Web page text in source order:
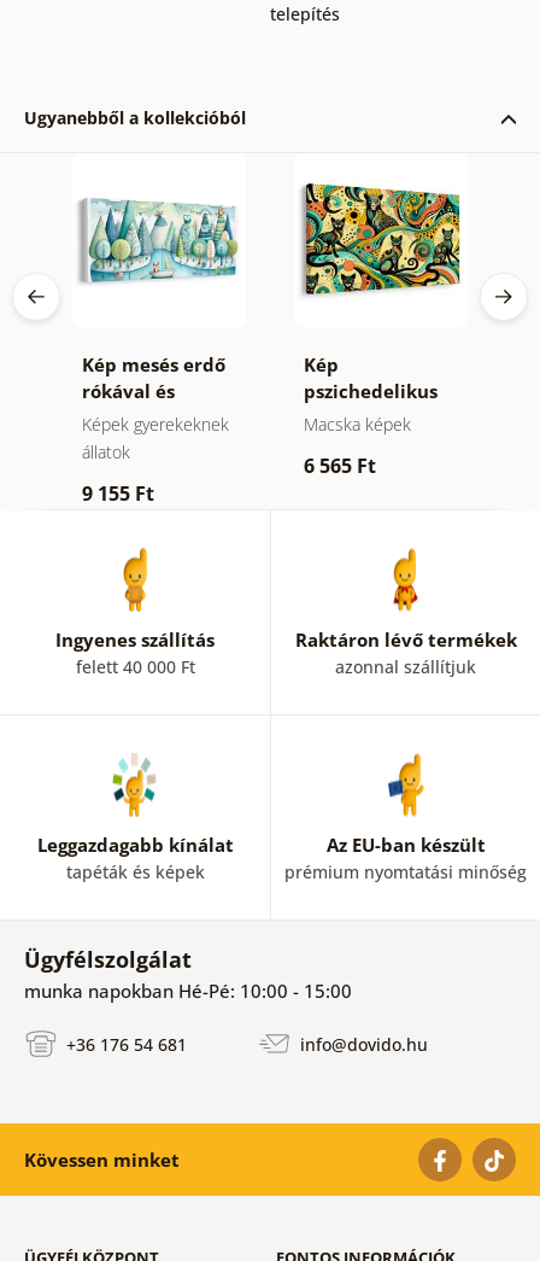
telepítés
Ugyanebből a kollekcióból
Kép mesés erdő
rókával és
baglyokkal
Képek gyerekeknek
állatok
9 155 Ft
Kép
pszichedelikus
macskák
Macska képek
6 565 Ft
Ingyenes szállítás
felett 40 000 Ft
Raktáron lévő termékek
azonnal szállítjuk
Leggazdagabb kínálat
tapéták és képek
Az EU-ban készült
prémium nyomtatási minőség
Ügyfélszolgálat
munka napokban Hé-Pé: 10:00 - 15:00
+36 176 54 681 info@dovido.hu
Kövessen minket